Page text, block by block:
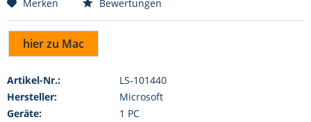
Merken Bewertungen
hier zu Mac
Artikel-Nr.:
LS-101440
Hersteller:
Microsoft
Geräte:
1 PC